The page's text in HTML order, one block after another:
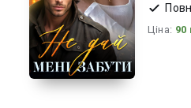
дуже
Ціна: 90